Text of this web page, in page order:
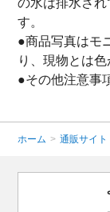
の水は排水さ
す。
●商品写真はモ
り、現物とは
●その他注意事
ホーム > 通販サイト